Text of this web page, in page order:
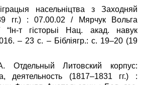
насельніцтва з Заходняй
гг.) : 07.00.02 / Мярчук Вольга
гісторыі Нац. акад. навук
– 23 с. – Бібліягр.: с. 19–20 (19
Отдельный Литовский корпус:
деятельность (1817–1831 гг.) :